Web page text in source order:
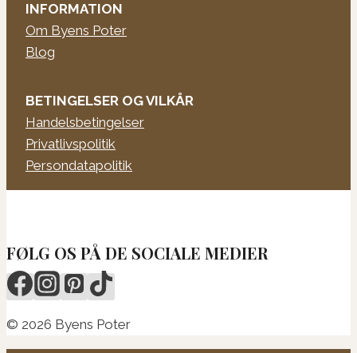
INFORMATION
Om Byens Poter
Blog
BETINGELSER OG VILKÅR
Handelsbetingelser
Privatlivspolitik
Persondatapolitik
FØLG OS PÅ DE SOCIALE MEDIER
© 2026 Byens Poter